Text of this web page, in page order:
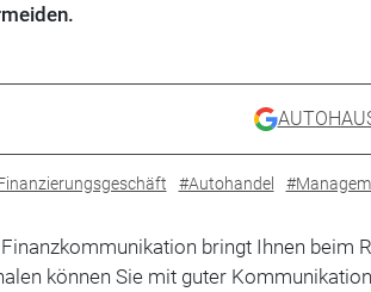
#Autohandel
bringt Ihnen beim
können Sie mit guter